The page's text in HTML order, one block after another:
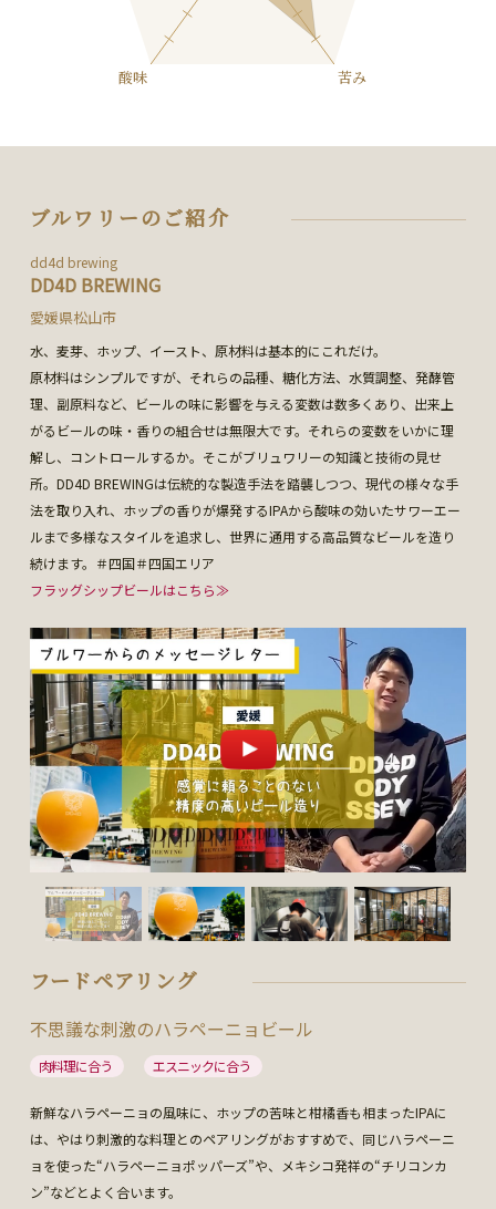
ブルワリーのご紹介
dd4d brewing
DD4D BREWING
愛媛県松山市
水、麦芽、ホップ、イースト、原材料は基本的にこれだけ。
原材料はシンプルですが、それらの品種、糖化方法、水質調整、発酵管
理、副原料など、ビールの味に影響を与える変数は数多くあり、出来上
がるビールの味・香りの組合せは無限大です。それらの変数をいかに理
解し、コントロールするか。そこがブリュワリーの知識と技術の見せ
所。DD4D BREWINGは伝統的な製造手法を踏襲しつつ、現代の様々な手
法を取り入れ、ホップの香りが爆発するIPAから酸味の効いたサワーエー
ルまで多様なスタイルを追求し、世界に通用する高品質なビールを造り
続けます。＃四国＃四国エリア
フラッグシップビールはこちら≫
フードペアリング
不思議な刺激のハラペーニョビール
肉料理に合う エスニックに合う
新鮮なハラペーニョの風味に、ホップの苦味と柑橘香も相まったIPAに
は、やはり刺激的な料理とのペアリングがおすすめで、同じハラペーニ
ョを使った“ハラペーニョポッパーズ”や、メキシコ発祥の“チリコンカ
ン”などとよく合います。